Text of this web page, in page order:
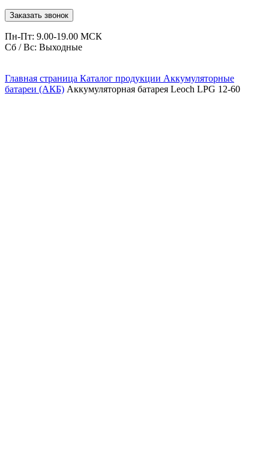
Заказать звонок
Пн-Пт: 9.00-19.00 МСК
Сб / Вс: Выходные
Главная страница Каталог продукции Аккумуляторные
батареи (АКБ) Аккумуляторная батарея Leoch LPG 12-60